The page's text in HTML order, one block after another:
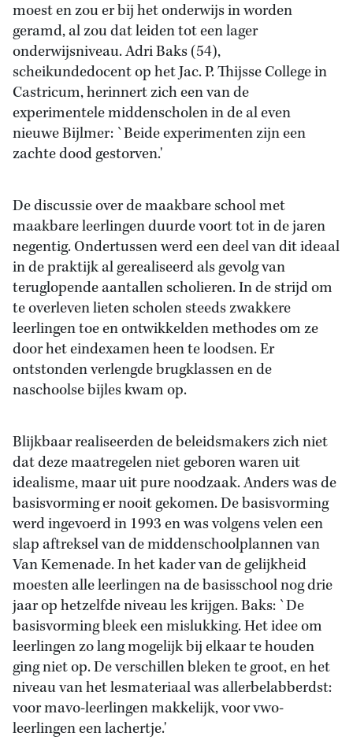
moest en zou er bij het onderwijs in worden
geramd, al zou dat leiden tot een lager
onderwijsniveau. Adri Baks (54),
scheikundedocent op het Jac. P. Thijsse College in
Castricum, herinnert zich een van de
experimentele middenscholen in de al even
nieuwe Bijlmer: `Beide experimenten zijn een
zachte dood gestorven.'
De discussie over de maakbare school met
maakbare leerlingen duurde voort tot in de jaren
negentig. Ondertussen werd een deel van dit ideaal
in de praktijk al gerealiseerd als gevolg van
teruglopende aantallen scholieren. In de strijd om
te overleven lieten scholen steeds zwakkere
leerlingen toe en ontwikkelden methodes om ze
door het eindexamen heen te loodsen. Er
ontstonden verlengde brugklassen en de
naschoolse bijles kwam op.
Blijkbaar realiseerden de beleidsmakers zich niet
dat deze maatregelen niet geboren waren uit
idealisme, maar uit pure noodzaak. Anders was de
basisvorming er nooit gekomen. De basisvorming
werd ingevoerd in 1993 en was volgens velen een
slap aftreksel van de middenschoolplannen van
Van Kemenade. In het kader van de gelijkheid
moesten alle leerlingen na de basisschool nog drie
jaar op hetzelfde niveau les krijgen. Baks: `De
basisvorming bleek een mislukking. Het idee om
leerlingen zo lang mogelijk bij elkaar te houden
ging niet op. De verschillen bleken te groot, en het
niveau van het lesmateriaal was allerbelabberdst:
voor mavo-leerlingen makkelijk, voor vwo-
leerlingen een lachertje.'